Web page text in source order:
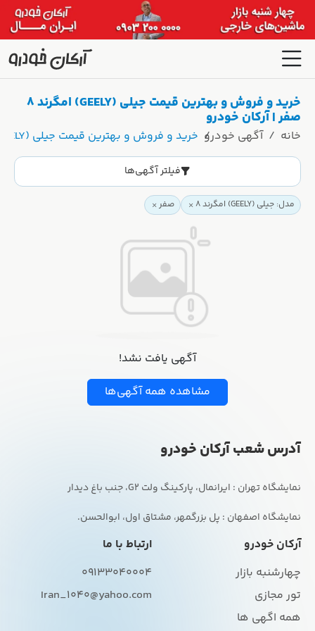
خرید و فروش و بهترین قیمت جیلی (GEELY) امگرند 8
صفر | آرکان خودرو
خانه آگهی خودرو خرید و فروش و بهترین قیمت جیلی (GEELY) امگرند 8 صفر | آرکان خودرو
فیلتر آگهی‌ها
مدل: جیلی (GEELY) امگرند 8 صفر
آگهی یافت نشد!
مشاهده همه آگهی‌ها
آدرس شعب آرکان خودرو
نمایشگاه اصفهان : پل بزرگمهر، مشتاق اول، ابوالحسن.
آرکان خودرو
چهارشنبه بازار
تور مجازی
همه اگهی ها
ارتباط با ما
09133040004
Iran_1040@yahoo.com